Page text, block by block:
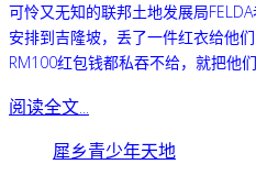
可怜又无知的联邦土地发展局
安排到吉隆坡，丢了一件红衣给他
RM100红包钱都私吞不给，就把他
阅读全文...
犀乡青少年天地